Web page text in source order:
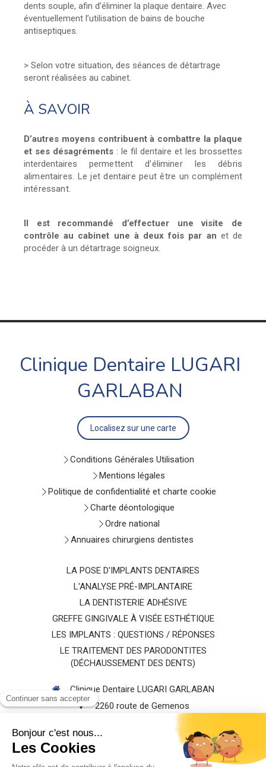
dents souple, afin d’éliminer la plaque dentaire. Avec
éventuellement l’utilisation de bains de bouche
antiseptiques.
> Selon votre situation, des séances de détartrage
seront réalisées au cabinet.
À SAVOIR
D’autres moyens contribuent à combattre la plaque
et ses désagréments : le fil dentaire et les brossettes
interdentaires permettent d’éliminer les débris
alimentaires. Le jet dentaire peut être un complément
intéressant.
Il est recommandé d’effectuer une visite de
contrôle au cabinet une à deux fois par an et de
procéder à un détartrage soigneux.
Clinique Dentaire LUGARI
GARLABAN
Localisez sur une carte
Conditions Générales Utilisation
Mentions légales
Politique de confidentialité et charte cookie
Charte déontologique
Ordre national
Annuaires chirurgiens dentistes
LA POSE D'IMPLANTS DENTAIRES
L'ANALYSE PRÉ-IMPLANTAIRE
LA DENTISTERIE ADHÉSIVE
GREFFE GINGIVALE À VISÉE ESTHÉTIQUE
LES IMPLANTS : QUESTIONS / RÉPONSES
LE TRAITEMENT DES PARODONTITES
(DÉCHAUSSEMENT DES DENTS)
Clinique Dentaire LUGARI GARLABAN
2260 route de Gemenos
AUBAGNE
Afficher le téléphone